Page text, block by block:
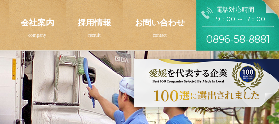
会社案内 採用情報 お問い合わせ
電話対応時間
9：00 ～ 17：00
0896-58-8881